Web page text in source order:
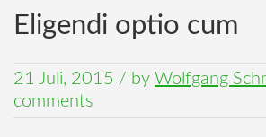
Eligendi optio cum
21 Juli, 2015 / by Wolfgang
comments